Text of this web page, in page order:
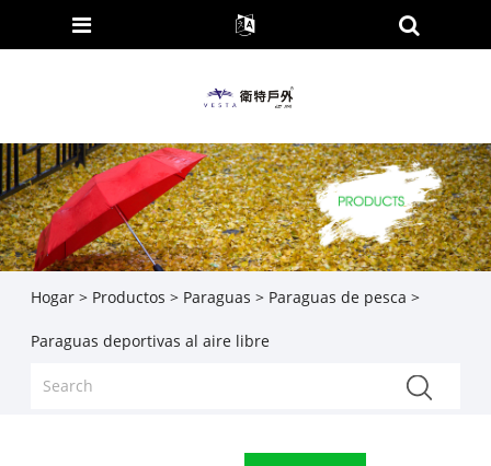
Hogar > Productos > Paraguas > Paraguas de pesca >
Paraguas deportivas al aire libre